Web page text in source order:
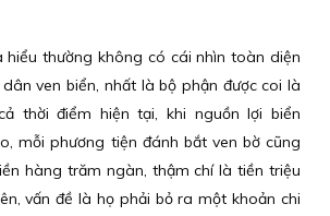
hiểu thường không có cái nhìn toàn diện
ven biển, nhất là bộ phận được coi là
thời điểm hiện tại, khi nguồn lợi biển
mỗi phương tiện đánh bắt ven bờ cũng
hàng trăm ngàn, thậm chí là tiền triệu
vấn đề là họ phải bỏ ra một khoản chi